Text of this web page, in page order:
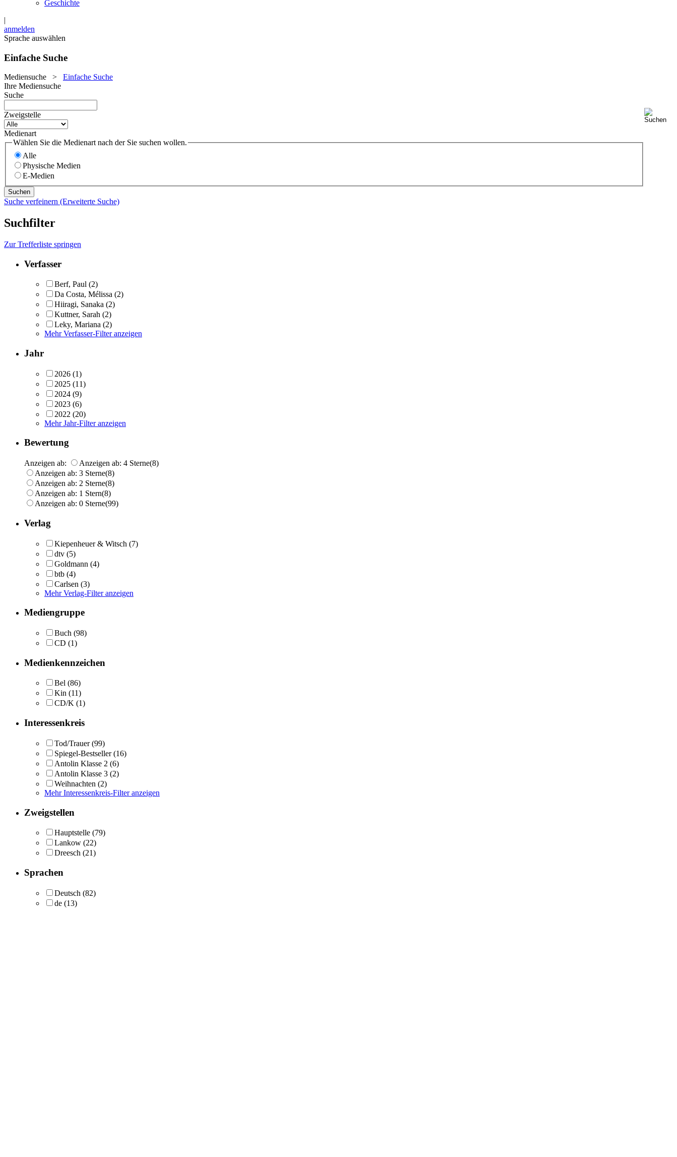
Geschichte
|
anmelden
Sprache auswählen
Einfache Suche
Mediensuche > Einfache Suche
Ihre Mediensuche
Suche
Zweigstelle
Medienart
Wählen Sie die Medienart nach der Sie suchen wollen.
Alle
Physische Medien
E-Medien
Suche verfeinern (Erweiterte Suche)
Suchfilter
Zur Trefferliste springen
Verfasser
Berf, Paul (2)
Da Costa, Mélissa (2)
Hiiragi, Sanaka (2)
Kuttner, Sarah (2)
Leky, Mariana (2)
Mehr Verfasser-Filter anzeigen
Jahr
2026 (1)
2025 (11)
2024 (9)
2023 (6)
2022 (20)
Mehr Jahr-Filter anzeigen
Bewertung
Anzeigen ab: Anzeigen ab: 4 Sterne(8)
Anzeigen ab: 3 Sterne(8)
Anzeigen ab: 2 Sterne(8)
Anzeigen ab: 1 Stern(8)
Anzeigen ab: 0 Sterne(99)
Verlag
Kiepenheuer & Witsch (7)
dtv (5)
Goldmann (4)
btb (4)
Carlsen (3)
Mehr Verlag-Filter anzeigen
Mediengruppe
Buch (98)
CD (1)
Medienkennzeichen
Bel (86)
Kin (11)
CD/K (1)
Interessenkreis
Tod/Trauer (99)
Spiegel-Bestseller (16)
Antolin Klasse 2 (6)
Antolin Klasse 3 (2)
Weihnachten (2)
Mehr Interessenkreis-Filter anzeigen
Zweigstellen
Hauptstelle (79)
Lankow (22)
Dreesch (21)
Sprachen
Deutsch (82)
de (13)